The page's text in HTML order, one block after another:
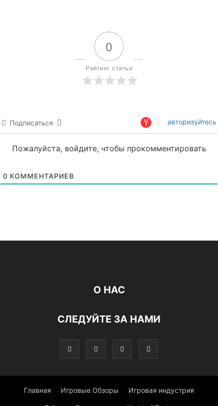
0
Рейтинг статьи
Подписаться авторизуйтесь
Пожалуйста, войдите, чтобы прокомментировать
0 КОММЕНТАРИЕВ
О НАС
СЛЕДУЙТЕ ЗА НАМИ
Главная Игровые Обзоры Игровая индустрия